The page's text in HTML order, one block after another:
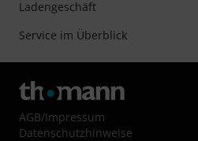
Ladengeschäft
Service im Überblick
AGB/Impressum
Datenschutzhinweise